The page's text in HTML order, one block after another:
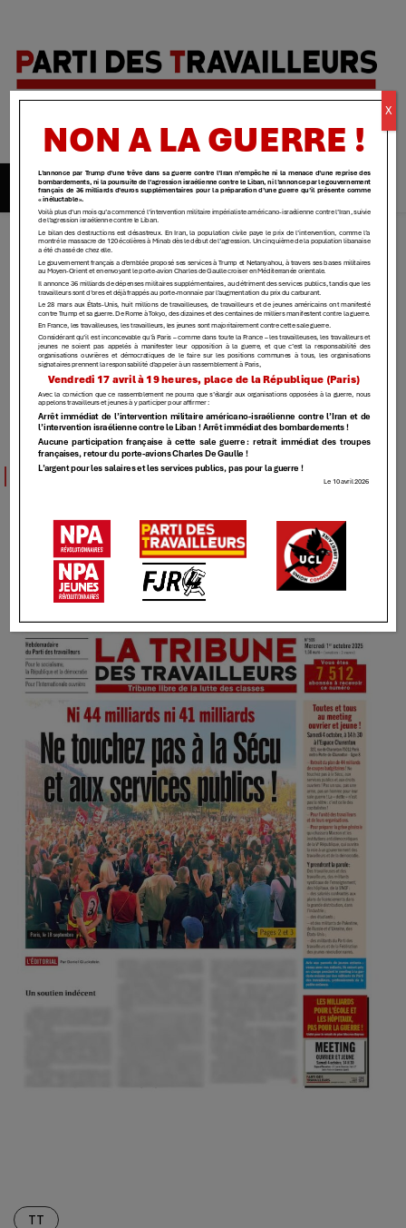
Parti des
travailleurs
| Yvelines
TT – 509 – [Ni 44 milliards ni 41 milliards, Ne
Elundmin 1 OCTOBRE 2025
TT
X